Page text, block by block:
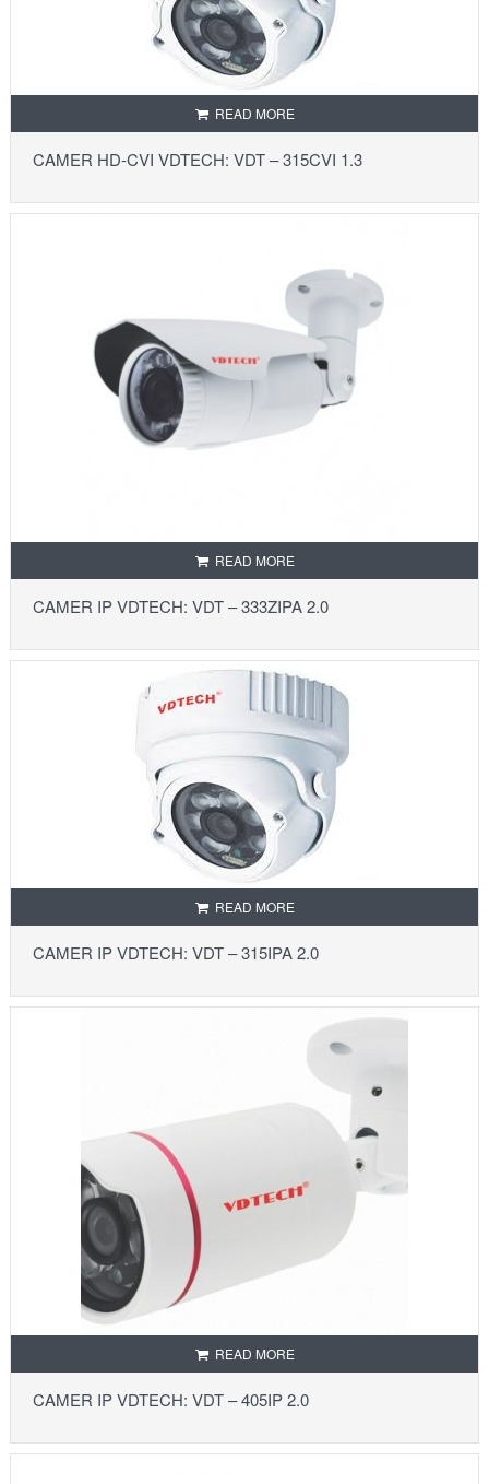
READ MORE
CAMER HD-CVI VDTECH: VDT – 315CVI 1.3
READ MORE
CAMER IP VDTECH: VDT – 333ZIPA 2.0
READ MORE
CAMER IP VDTECH: VDT – 315IPA 2.0
READ MORE
CAMER IP VDTECH: VDT – 405IP 2.0